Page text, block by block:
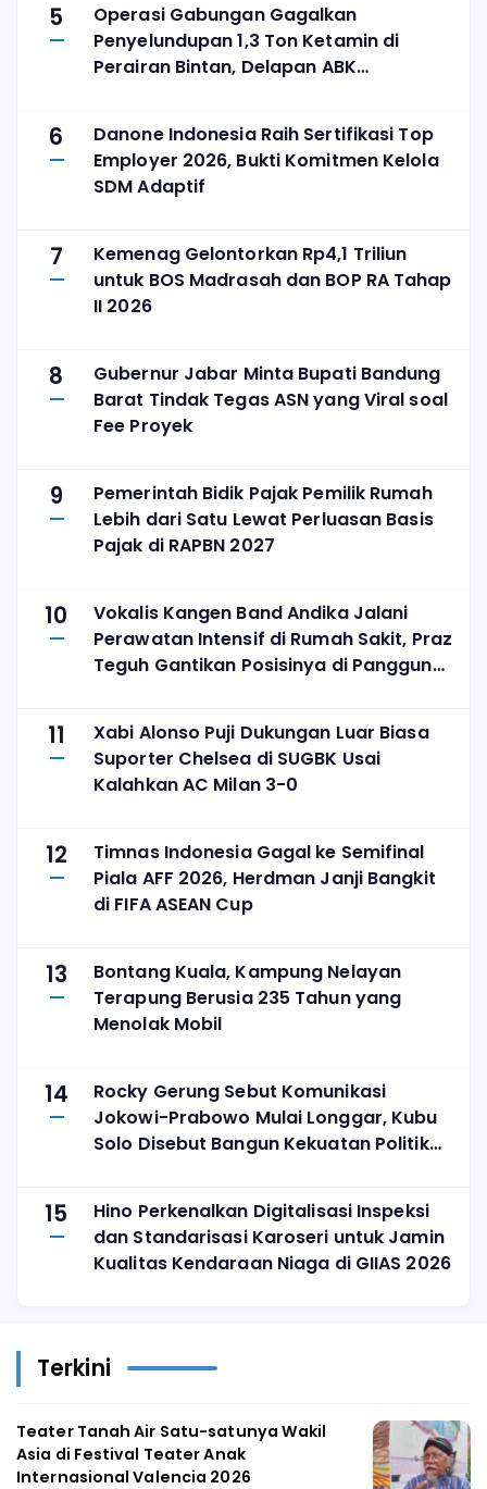
5
Operasi Gabungan Gagalkan
Penyelundupan 1,3 Ton Ketamin di
Perairan Bintan, Delapan ABK
6
Danone Indonesia Raih Sertifikasi Top
Employer 2026, Bukti Komitmen Kelola
SDM Adaptif
7
Kemenag Gelontorkan Rp4,1 Triliun
untuk BOS Madrasah dan BOP RA Tahap
II 2026
8
Gubernur Jabar Minta Bupati Bandung
Barat Tindak Tegas ASN yang Viral soal
Fee Proyek
9
Pemerintah Bidik Pajak Pemilik Rumah
Lebih dari Satu Lewat Perluasan Basis
Pajak di RAPBN 2027
10
Vokalis Kangen Band Andika Jalani
Perawatan Intensif di Rumah Sakit, Praz
Teguh Gantikan Posisinya di Panggung
11
Xabi Alonso Puji Dukungan Luar Biasa
Suporter Chelsea di SUGBK Usai
Kalahkan AC Milan 3-0
12
Timnas Indonesia Gagal ke Semifinal
Piala AFF 2026, Herdman Janji Bangkit
di FIFA ASEAN Cup
13
Bontang Kuala, Kampung Nelayan
Terapung Berusia 235 Tahun yang
Menolak Mobil
14
Rocky Gerung Sebut Komunikasi
Jokowi-Prabowo Mulai Longgar, Kubu
Solo Disebut Bangun Kekuatan Politik
15
Hino Perkenalkan Digitalisasi Inspeksi
dan Standarisasi Karoseri untuk Jamin
Kualitas Kendaraan Niaga di GIIAS 2026
Terkini
Teater Tanah Air Satu-satunya Wakil
Asia di Festival Teater Anak
Internasional Valencia 2026